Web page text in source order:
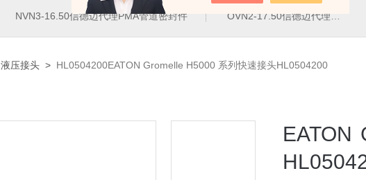
NVN3-16.50信德迈代理PMA管道密封件 OVN2-17.50信德迈代理PMA导管夹
液压接头 > HL0504200EATON Gromelle H5000 系列快速接头HL0504200
EATON